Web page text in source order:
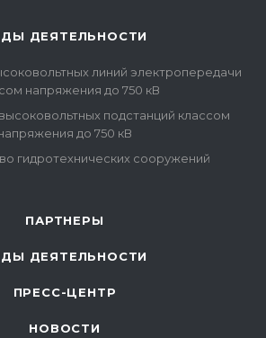
ДЕЯТЕЛЬНОСТИ
линий электропередачи
напряжения до 750 кВ
подстанций классом
до 750 кВ
гидротехнических сооружений
ПАРТНЕРЫ
ДЕЯТЕЛЬНОСТИ
ПРЕСС-ЦЕНТР
НОВОСТИ